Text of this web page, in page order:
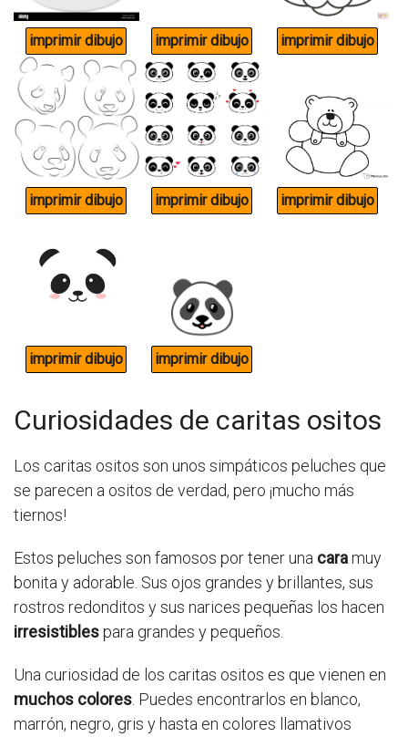
Curiosidades de caritas ositos
Los caritas ositos son unos simpáticos peluches que
se parecen a ositos de verdad, pero ¡mucho más
tiernos!
Estos peluches son famosos por tener una caramuy
bonita y adorable. Sus ojos grandes y brillantes, sus
rostros redonditos y sus narices pequeñas los hacen
irresistiblespara grandes y pequeños.
Una curiosidad de los caritas ositos es que vienen en
muchos colores . Puedes encontrarlos en blanco,
marrón, negro, gris y hasta en colores llamativos